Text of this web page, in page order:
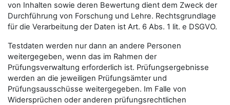
von Inhalten sowie deren Bewertung dient dem Zweck der
Durchführung von Forschung und Lehre. Rechtsgrundlage
für die Verarbeitung der Daten ist Art. 6 Abs. 1 lit. e DSGVO.
Testdaten werden nur dann an andere Personen
weitergegeben, wenn das im Rahmen der
Prüfungsverwaltung erforderlich ist. Prüfungsergebnisse
werden an die jeweiligen Prüfungsämter und
Prüfungsausschüsse weitergegeben. Im Falle von
Widersprüchen oder anderen prüfungsrechtlichen